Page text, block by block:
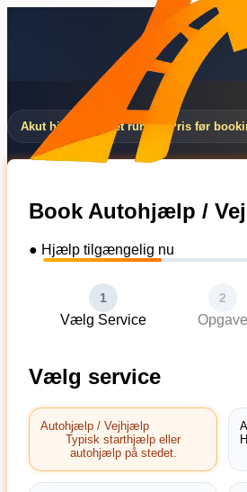
Akut hjælp døgnet rundt • Pris før
Book Autohjælp /
● Hjælp tilgængelig nu
1
Vælg Service
2
Opgave
Vælg service
Autohjælp / Vejhjælp
Typisk starthjælp eller
autohjælp på stedet.